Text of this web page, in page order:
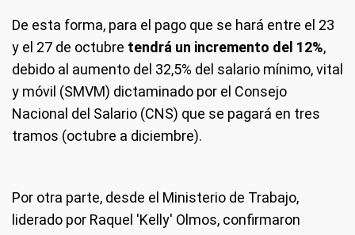
De esta forma, para el pago que se hará entre el 23
y el 27 de octubre tendrá un incremento del 12%,
debido al aumento del 32,5% del salario mínimo, vital
y móvil (SMVM) dictaminado por el Consejo
Nacional del Salario (CNS) que se pagará en tres
tramos (octubre a diciembre).
Por otra parte, desde el Ministerio de Trabajo,
liderado por Raquel 'Kelly' Olmos, confirmaron